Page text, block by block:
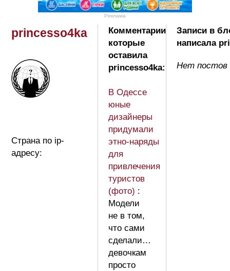
Реклама
princesso4ka
Страна по ip-
адресу:
Комментарии
которые
оставила
princesso4ka:
В Одессе
юные
дизайнеры
придумали
этно-наряды
для
привлечения
туристов
(фото) :
Модели
не в том,
что сами
сделали…
девочкам
просто
Записи в
написала
Нет постов